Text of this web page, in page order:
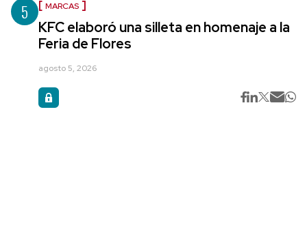
5 MARCAS
KFC elaboró una silleta en homenaje a la
Feria de Flores
agosto 5, 2026